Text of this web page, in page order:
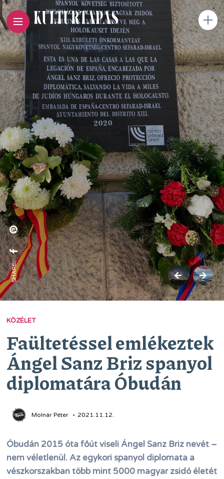
SHARE:
KÖZÉLET
Faültetéssel emlékeztek
Ángel Sanz Briz spanyol
diplomatára Óbudán
Molnár Péter 2021.11.12.
Óbudán 2015 óta főút viseli Ángel Sanz Briz nevét –
nem véletlenül. Az egykori spanyol diplomata a
vészkorszakban több mint 5000 magyar zsidó életét